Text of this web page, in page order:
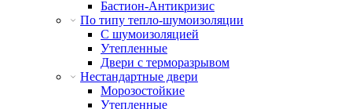
Бастион-Антикризис
По типу тепло-шумоизоляции
С шумоизоляцией
Утепленные
Двери с терморазрывом
Нестандартные двери
Морозостойкие
Утепленные